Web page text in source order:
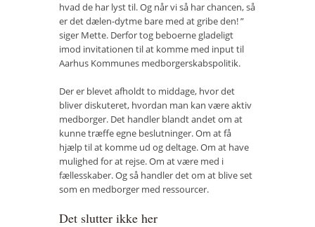
hvad de har lyst til. Og når vi så har chancen, så
er det dælen-dytme bare med at gribe den! ”
siger Mette. Derfor tog beboerne gladeligt
imod invitationen til at komme med input til
Aarhus Kommunes medborgerskabspolitik.
Der er blevet afholdt to middage, hvor det
bliver diskuteret, hvordan man kan være aktiv
medborger. Det handler blandt andet om at
kunne træffe egne beslutninger. Om at få
hjælp til at komme ud og deltage. Om at have
mulighed for at rejse. Om at være med i
fællesskaber. Og så handler det om at blive set
som en medborger med ressourcer.
Det slutter ikke her